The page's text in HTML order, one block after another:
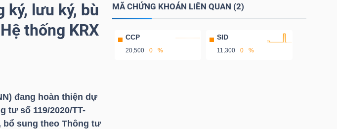
ký, lưu ký, bù
thống KRX
đang hoàn thiện dự
tư số 119/2020/TT-
sung theo Thông tư
MÃ CHỨNG KHOÁN LIÊN QUAN (2)
CCP
20,500 0 %
SID
11,300 0 %